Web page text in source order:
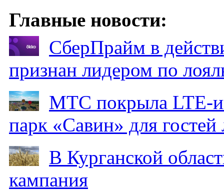
Главные новости:
СберПрайм в
признан лидером по
МТС покрыла LTE-
парк «Савин» для гостей
В Курганской
кампания